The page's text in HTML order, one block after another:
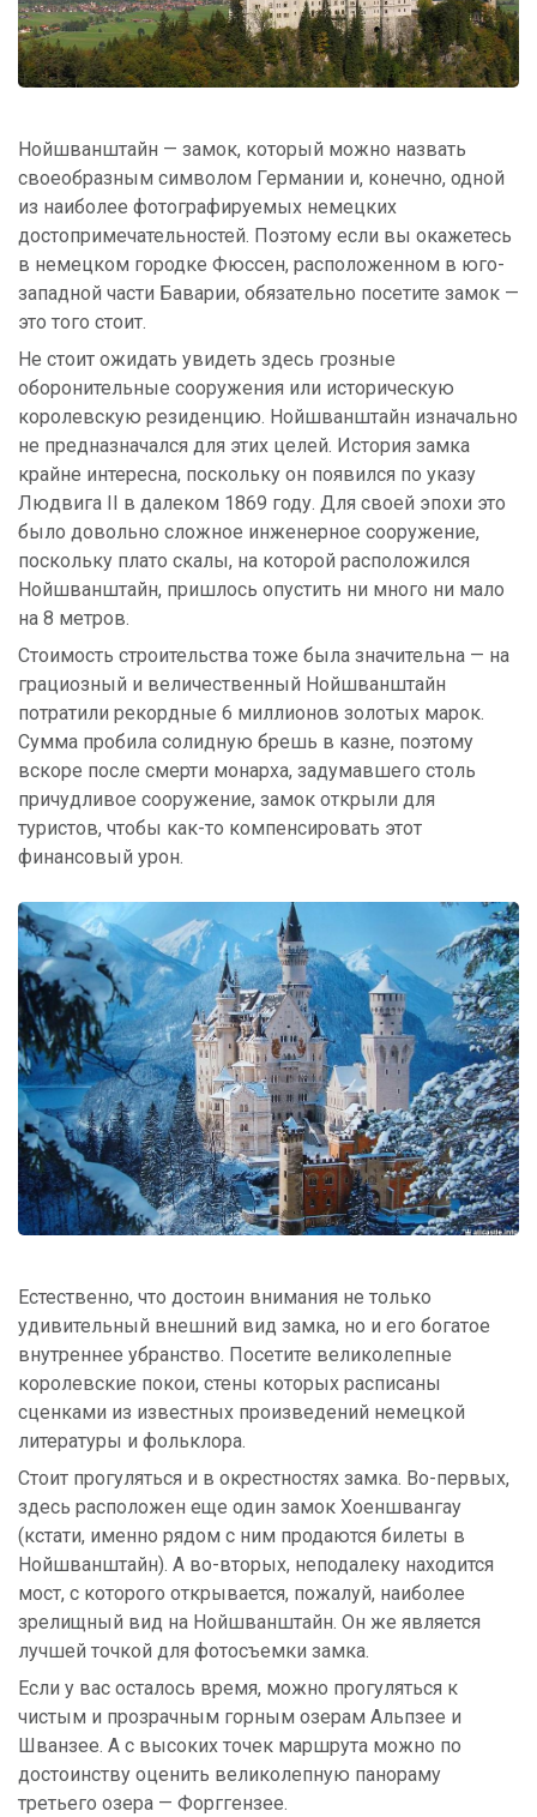
Нойшванштайн — замок, который можно назвать
своеобразным символом Германии и, конечно, одной
из наиболее фотографируемых немецких
достопримечательностей. Поэтому если вы окажетесь
в немецком городке Фюссен, расположенном в юго-
западной части Баварии, обязательно посетите замок —
это того стоит.
Не стоит ожидать увидеть здесь грозные
оборонительные сооружения или историческую
королевскую резиденцию. Нойшванштайн изначально
не предназначался для этих целей. История замка
крайне интересна, поскольку он появился по указу
Людвига II в далеком 1869 году. Для своей эпохи это
было довольно сложное инженерное сооружение,
поскольку плато скалы, на которой расположился
Нойшванштайн, пришлось опустить ни много ни мало
на 8 метров.
Стоимость строительства тоже была значительна — на
грациозный и величественный Нойшванштайн
потратили рекордные 6 миллионов золотых марок.
Сумма пробила солидную брешь в казне, поэтому
вскоре после смерти монарха, задумавшего столь
причудливое сооружение, замок открыли для
туристов, чтобы как-то компенсировать этот
финансовый урон.
Естественно, что достоин внимания не только
удивительный внешний вид замка, но и его богатое
внутреннее убранство. Посетите великолепные
королевские покои, стены которых расписаны
сценками из известных произведений немецкой
литературы и фольклора.
Стоит прогуляться и в окрестностях замка. Во-первых,
здесь расположен еще один замок Хоеншвангау
(кстати, именно рядом с ним продаются билеты в
Нойшванштайн). А во-вторых, неподалеку находится
мост, с которого открывается, пожалуй, наиболее
зрелищный вид на Нойшванштайн. Он же является
лучшей точкой для фотосъемки замка.
Если у вас осталось время, можно прогуляться к
чистым и прозрачным горным озерам Альпзее и
Шванзее. А с высоких точек маршрута можно по
достоинству оценить великолепную панораму
третьего озера — Форггензее.